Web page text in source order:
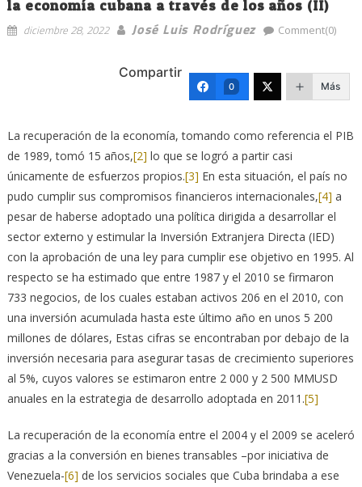
la economía cubana a través de los años (II)
diciembre 28, 2022 José Luis Rodríguez Comment(0)
Compartir
0 Más
La recuperación de la economía, tomando como referencia el PIB
de 1989, tomó 15 años,[2] lo que se logró a partir casi
únicamente de esfuerzos propios.[3] En esta situación, el país no
pudo cumplir sus compromisos financieros internacionales,[4] a
pesar de haberse adoptado una política dirigida a desarrollar el
sector externo y estimular la Inversión Extranjera Directa (IED)
con la aprobación de una ley para cumplir ese objetivo en 1995. Al
respecto se ha estimado que entre 1987 y el 2010 se firmaron
733 negocios, de los cuales estaban activos 206 en el 2010, con
una inversión acumulada hasta este último año en unos 5 200
millones de dólares, Estas cifras se encontraban por debajo de la
inversión necesaria para asegurar tasas de crecimiento superiores
al 5%, cuyos valores se estimaron entre 2 000 y 2 500 MMUSD
anuales en la estrategia de desarrollo adoptada en 2011.[5]
La recuperación de la economía entre el 2004 y el 2009 se aceleró
gracias a la conversión en bienes transables –por iniciativa de
Venezuela-[6] de los servicios sociales que Cuba brindaba a ese